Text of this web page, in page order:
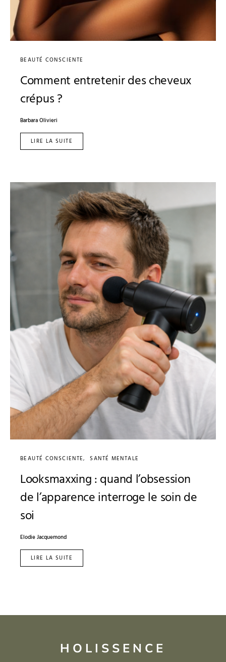
BEAUTÉ CONSCIENTE
Comment entretenir des cheveux
crépus ?
Barbara Olivieri
LIRE LA SUITE
BEAUTÉ CONSCIENTE SANTÉ MENTALE
Looksmaxxing : quand l’obsession
de l’apparence interroge le soin de
soi
Elodie Jacquemond
LIRE LA SUITE
HOLISSENCE